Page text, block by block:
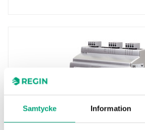
Samtycke Information